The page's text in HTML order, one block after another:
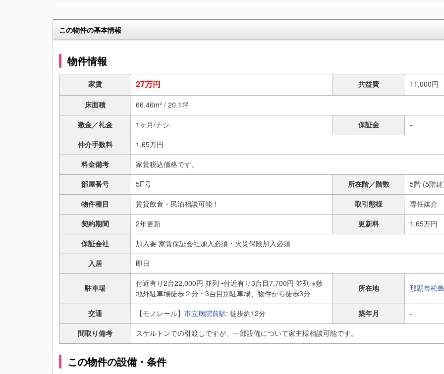
この物件の基本情報
物件情報
家賃 27万円 共益費 11,000円
床面積
66.46m² / 20.1坪
敷金／礼金
1ヶ月/ナシ 保証金
-
仲介手数料
1.65万円
料金備考
家賃税込価格です。
部屋番号
5F号 所在階／階数
5階 (5階
物件種目
賃貸飲食・民泊相談可能！ 取引態様
専任媒介
契約期間
2年更新 更新料
1.65万円
保証会社
加入要 家賃保証会社加入必須・火災保険加入必須
入居
即日
駐車場
付近有り2台22,000円 並列 •付近有り3台目7,700円 並列 ※敷
地外駐車場徒歩２分・3台目別駐車場、物件から徒歩3分
所在地 那覇市松島
交通 【モノレール】 市立病院前駅: 徒歩約12分 築年月
-
間取り備考
スケルトンでの引渡しですが、一部設備について家主様相談可能です。
この物件の設備・条件